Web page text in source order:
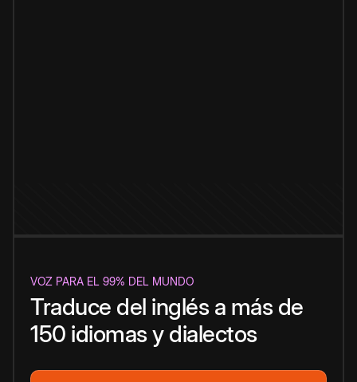
VOZ PARA EL 99% DEL MUNDO
Traduce del inglés a más de
150 idiomas y dialectos